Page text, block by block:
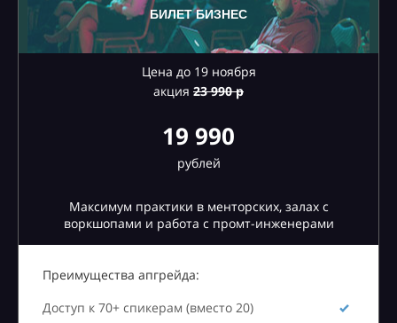
БИЛЕТ БИЗНЕС
Цена до 19 ноября
акция 23990 р
19 990
рублей
Максимум практики в менторских, залах с
воркшопами и работа с промт-инженерами
Преимущества апгрейда:
Доступ к 70+ спикерам (вместо 20)